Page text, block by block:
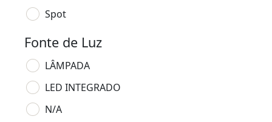
Spot
Fonte de Luz
LÂMPADA
LED INTEGRADO
N/A